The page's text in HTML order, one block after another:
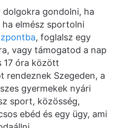
dolgokra gondolni, ha
elmész sportolni
, foglalsz egy
vagy támogatod a nap
17 óra között
rendeznek Szegeden, a
gyermekek nyári
sport, közösség,
ebéd és egy ügy, ami